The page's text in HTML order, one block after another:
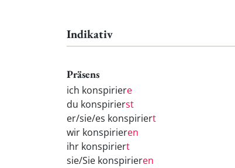
Indikativ
Präsens
ich konspiriere
du konspirierst
er/sie/es konspiriert
wir konspirieren
ihr konspiriert
sie/Sie konspirieren